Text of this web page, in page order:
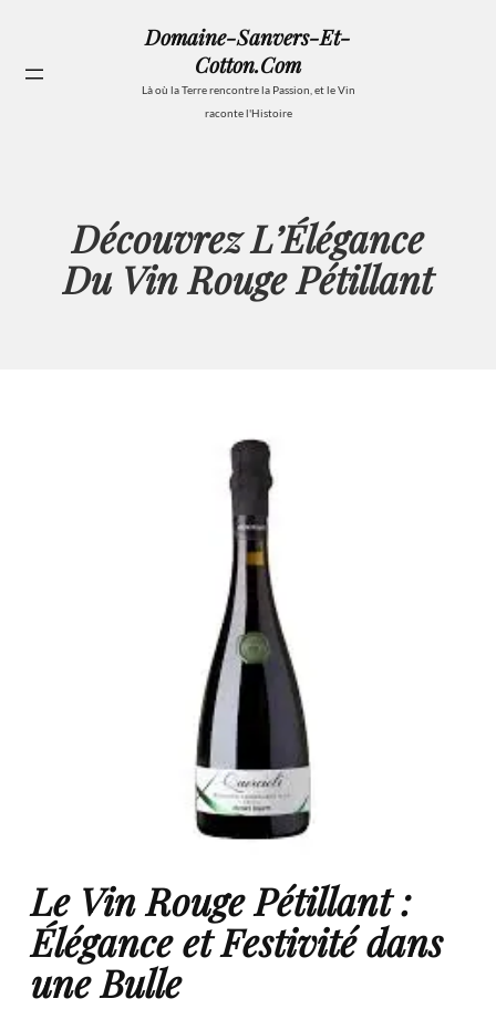
contenu
Domaine-Sanvers-Et-
Cotton.com
Là où la Terre rencontre la Passion, et le Vin
raconte l'Histoire
Découvrez L’Élégance
Du Vin Rouge Pétillant
Le Vin Rouge Pétillant :
Élégance et Festivité dans
une Bulle